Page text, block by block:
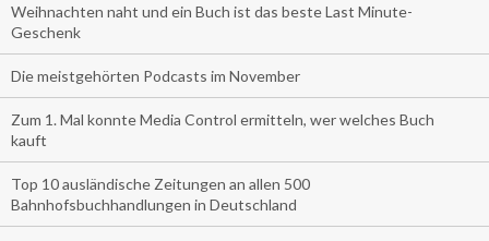
Weihnachten naht und ein Buch ist das beste Last Minute-
Geschenk
Die meistgehörten Podcasts im November
Zum 1. Mal konnte Media Control ermitteln, wer welches Buch
kauft
Top 10 ausländische Zeitungen an allen 500
Bahnhofsbuchhandlungen in Deutschland